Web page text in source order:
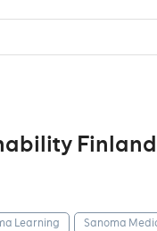
Learning Sanoma